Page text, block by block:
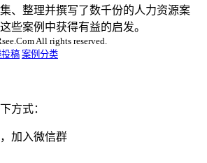
、整理并撰写了数千份的人力资源案
些案例中获得有益的启发。
All rights reserved.
稿 案例分类
方式：
加入微信群